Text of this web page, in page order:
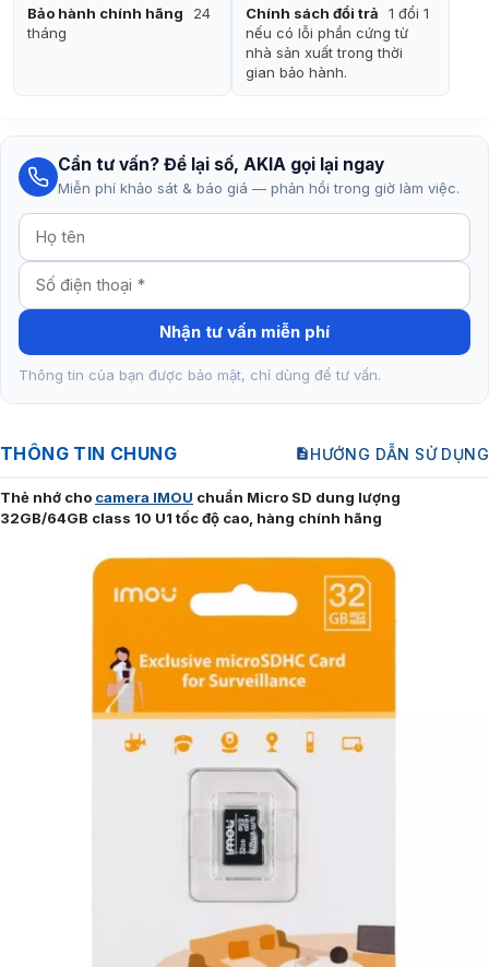
90.000₫.
Bảo hành chính hãng
24
tháng
Chính sách đổi trả
1 đổi 1
nếu có lỗi phần cứng từ
nhà sản xuất trong thời
gian bảo hành.
Cần tư vấn? Để lại số, AKIA gọi lại ngay
Miễn phí khảo sát & báo giá — phản hồi trong giờ làm việc.
Nhận tư vấn miễn phí
Thông tin của bạn được bảo mật, chỉ dùng để tư vấn.
THÔNG TIN CHUNG HƯỚNG DẪN SỬ DỤNG
Thẻ nhớ cho camera IMOU chuẩn Micro SD dung lượng
32GB/64GB class 10 U1 tốc độ cao, hàng chính hãng